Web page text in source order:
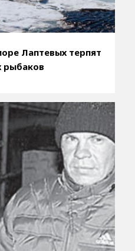
Лаптевых терпят
рыбаков